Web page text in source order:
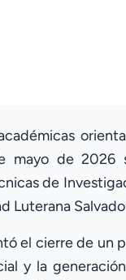
mayo de
de
Luterana
el cierre de
y la